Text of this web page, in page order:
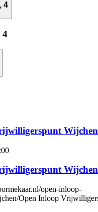
4
4
Wijchen
Wijchen
open-inloop-
Open Inloop